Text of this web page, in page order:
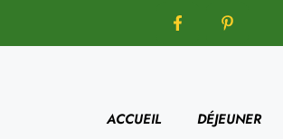
ACCUEIL DÉJEUNER